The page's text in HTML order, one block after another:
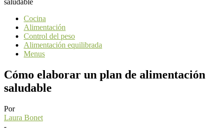
saludable
Cocina
Alimentación
Control del peso
Alimentación equilibrada
Menus
Cómo elaborar un plan de alimentación
saludable
Por
Laura Bonet
-